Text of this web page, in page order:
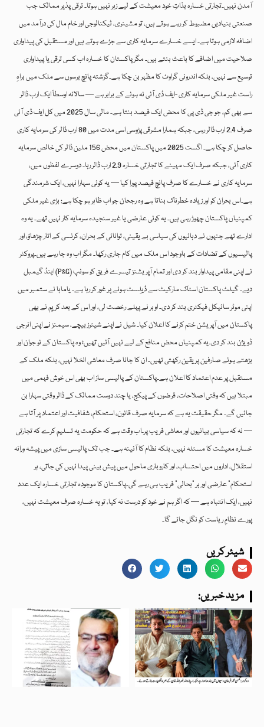
آمدن نہیں۔تجارتی خسارہ بذاتِ خود معیشت کے لیے زہر نہیں ہوتا۔ ترقی پذیر ممالک جب
صنعتی بنیادیں مضبوط کر رہے ہوتے ہیں، تو مشینری، ٹیکنالوجی اور خام مال کی درآمد میں
اضافہ لازمی ہوتا ہے۔ ایسے خسارے سرمایہ کاری سے جڑے ہوتے ہیں اور مستقبل کی پیداواری
صلاحیت میں اضافے کا باعث بنتے ہیں۔ مگر پاکستان کا خسارہ اب کسی ترقی یا پیداواری
توسیع سے نہیں، بلکہ اندرونی گراوٹ کا مظہر بن چکا ہے۔گزشتہ پانچ برسوں سے ملک میں براہِ
راست غیر ملکی سرمایہ کاری -ایف ڈی آئی نہ ہونے کے برابر ہے — سالانہ اوسطاً ایک ارب ڈالر
سے بھی کم، جو جی ڈی پی کا محض ایک فیصد بنتا ہے۔ مالی سال 2025 میں کل ایف ڈی آئی
صرف 2.4 ارب ڈالر رہی، جبکہ ہمارا مشرقی پڑوسی اسی مدت میں 80 ارب ڈالر کی سرمایہ کاری
حاصل کر چکا ہے۔ اگست 2025 میں پاکستان میں محض 156 ملین ڈالر کی خالص سرمایہ
کاری آئی، جبکہ صرف ایک مہینے کا تجارتی خسارہ 2.9 ارب ڈالر رہا۔ دوسرے لفظوں میں،
سرمایہ کاری نے خسارے کا صرف پانچ فیصد پورا کیا — یہ کوئی سہارا نہیں، ایک شرمندگی
ہے۔اس بحران کو اور زیادہ خطرناک بناتا ہے وہ رجحان جو اب ظاہر ہو چکا ہے: بڑی غیر ملکی
کمپنیاں پاکستان چھوڑ رہی ہیں۔ یہ کوئی عارضی یا غیر سنجیدہ سرمایہ کار نہیں تھے۔ یہ وہ
ادارے تھے جنہوں نے دہائیوں کی سیاسی بے یقینی، توانائی کے بحران، کرنسی کے اتار چڑھاؤ، اور
پالیسیوں کے تضادات کے باوجود اس ملک میں کام جاری رکھا۔ مگر اب وہ جا رہے ہیں۔پروکٹر
اینڈ گیمبل (P&G) نے اپنی مقامی پیداوار بند کر دی اور تمام آپریشنز تیسرے فریق کو سونپ
دیے۔ گیلٹ پاکستان اسٹاک مارکیٹ سے ڈیلِسٹ ہونے پر غور کر رہا ہے۔ یاماہا نے ستمبر میں
اپنی موٹر سائیکل فیکٹری بند کر دی۔ اوبر نے پہلے رخصت لی، اور اس کے بعد کریِم نے بھی
پاکستان میں آپریشن ختم کرنے کا اعلان کیا۔ شیل نے اپنے شیئرز بیچے، سیمنز نے اپنی انرجی
ڈویژن بند کر دی۔یہ کمپنیاں محض منافع کے لیے نہیں آئیں تھیں؛ وہ پاکستان کے نو جوان اور
بڑھتے ہوئے صارفین پر یقین رکھتی تھیں۔ ان کا جانا صرف معاشی انخلا نہیں، بلکہ ملک کے
مستقبل پر عدم اعتماد کا اعلان ہے۔پاکستان کے پالیسی ساز اب بھی اس خوش فہمی میں
مبتلا ہیں کہ وقتی اصلاحات، قرضوں کے پیکج، یا چند دوست ممالک کے ڈالر وقتی سہارا بن
جائیں گے۔ مگر حقیقت یہ ہے کہ سرمایہ صرف قانون، استحکام، شفافیت اور اعتماد پر آتا ہے
— نہ کہ سیاسی بیانیوں اور معاشی فریب پر۔اب وقت ہے کہ حکومت یہ تسلیم کرے کہ تجارتی
خسارہ معیشت کا مسئلہ نہیں، بلکہ نظام کا آئینہ ہے۔ جب تک پالیسی سازی میں پیشہ ورانہ
استقلال، اداروں میں احتساب، اور کاروباری ماحول میں پیش بینی پیدا نہیں کی جاتی، ہر
استحکام” عارضی اور ہر “بحالی” فریب ہی رہے گی۔پاکستان کا موجودہ تجارتی خسارہ ایک عدد
نہیں، ایک انتباہ ہے — کہ اگر ہم نے خود کو درست نہ کیا، تو یہ خسارہ صرف معیشت نہیں،
پورے نظامِ ریاست کو نگل جائے گا۔
شیئر کریں
:مزید خبریں